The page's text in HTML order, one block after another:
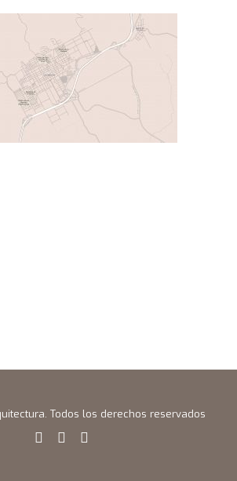
Todos los derechos reservados